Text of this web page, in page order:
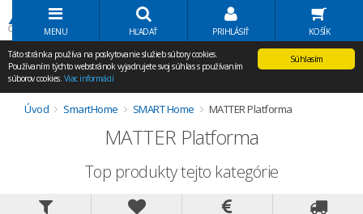
Volať Agem
MENU HĽADAŤ PRIHLÁSIŤ KOŠÍK
Súhlasím
Táto stránka používa na poskytovanie služieb súbory cookies.
Používaním týchto webstránok vyjadrujete svoj súhlas s používaním
súborov cookies. Viac informácií
Úvod SmartHome SMART Home MATTER Platforma
MATTER Platforma
Top produkty tejto kategórie